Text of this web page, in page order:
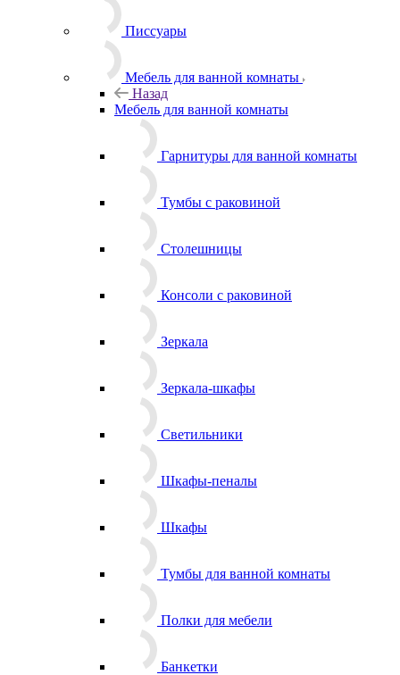
Писсуары
Мебель для ванной комнаты
Назад
Мебель для ванной комнаты
Гарнитуры для ванной комнаты
Тумбы с раковиной
Столешницы
Консоли с раковиной
Зеркала
Зеркала-шкафы
Светильники
Шкафы-пеналы
Шкафы
Тумбы для ванной комнаты
Полки для мебели
Банкетки